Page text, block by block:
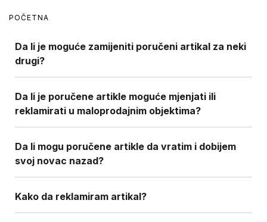
POČETNA
Da li je moguće zamijeniti poručeni artikal za neki
drugi?
Da li je poručene artikle moguće mjenjati ili
reklamirati u maloprodajnim objektima?
Da li mogu poručene artikle da vratim i dobijem
svoj novac nazad?
Kako da reklamiram artikal?